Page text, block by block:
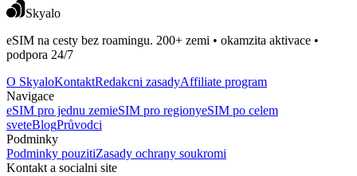
Skyalo
eSIM na cesty bez roamingu. 200+ zemi • okamzita aktivace •
podpora 24/7
O SkyaloKontaktRedakcni zasadyAffiliate program
Navigace
eSIM pro jednu zemieSIM pro regionyeSIM po celem
sveteBlogPrůvodci
Podminky
Podminky pouzitiZasady ochrany soukromi
Kontakt a socialni site